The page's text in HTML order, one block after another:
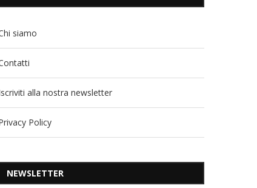
siamo
alla nostra newsletter
Policy
NEWSLETTER